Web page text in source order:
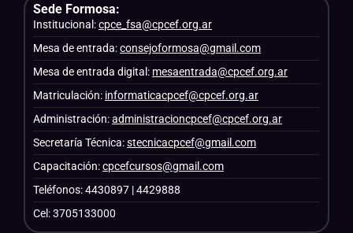
Sede Formosa:
Institucional:cpce_fsa@cpcef.org.ar
Mesa de entrada:consejoformosa@gmail.com
Mesa de entrada digital: mesaentrada@cpcef.org.ar
Matriculación: informaticacpcef@cpcef.org.ar
Administración:administracioncpcef@cpcef.org.ar
Secretaría Técnica:stecnicacpcef@gmail.com
Capacitación:cpcefcursos@gmail.com
Teléfonos: 4430897 | 4429888
Cel: 3705133000